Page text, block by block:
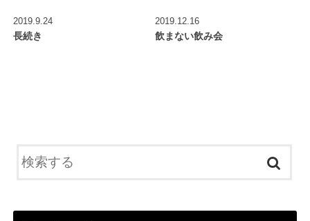
2019.9.24
長続き
2019.12.16
飲まない飲み会